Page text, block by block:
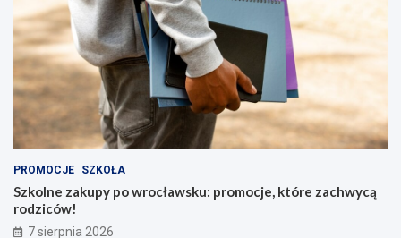
PROMOCJE SZKOŁA
Szkolne zakupy po wrocławsku: promocje, które zachwycą
rodziców!
7 sierpnia 2026